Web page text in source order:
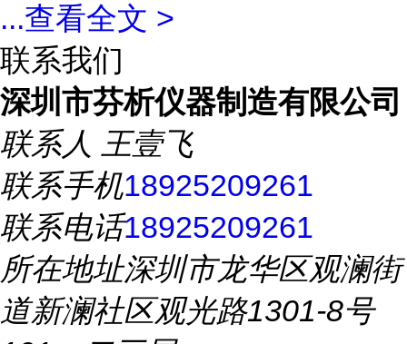
...查看全文 >
联系我们
深圳市芬析仪器制造有限公司
联系人 王壹飞
联系手机18925209261
联系电话18925209261
所在地址深圳市龙华区观澜街
道新澜社区观光路1301-8号